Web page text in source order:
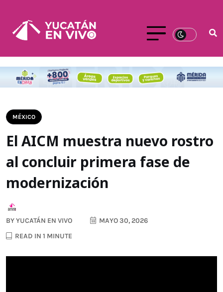
MÉXICO
El AICM muestra nuevo rostro
al concluir primera fase de
modernización
BYYUCATÁN EN VIVO
MAYO 30, 2026
READ IN 1 MINUTE